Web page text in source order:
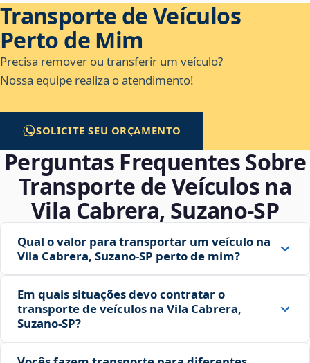
Transporte de Veículos
Perto de Mim
Precisa remover ou transferir um veículo?
Nossa equipe realiza o atendimento!
SOLICITE SEU ORÇAMENTO
Perguntas Frequentes Sobre
Transporte de Veículos na
Vila Cabrera, Suzano‑SP
Qual o valor para transportar um veículo na
Vila Cabrera, Suzano‑SP perto de mim?
Em quais situações devo contratar o
transporte de veículos na Vila Cabrera,
Suzano‑SP?